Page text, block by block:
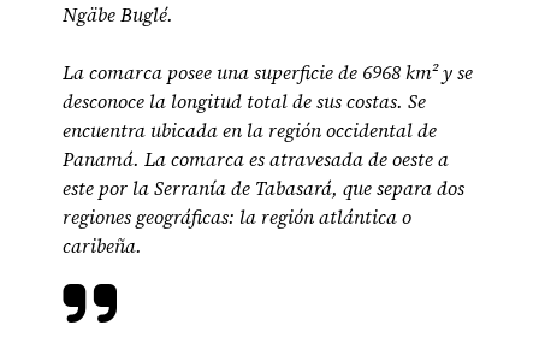
Ngäbe Buglé.
La comarca posee una superficie de 6968 km² y se
desconoce la longitud total de sus costas. Se
encuentra ubicada en la región occidental de
Panamá. La comarca es atravesada de oeste a
este por la Serranía de Tabasará, que separa dos
regiones geográficas: la región atlántica o
caribeña.